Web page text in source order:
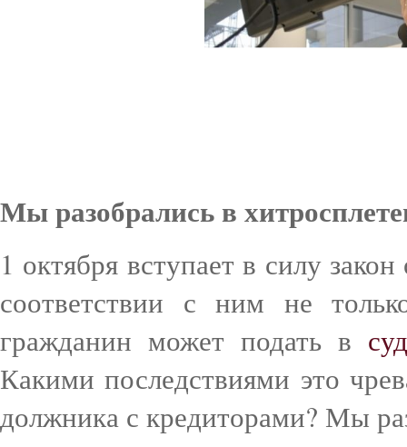
Мы разобрались в
1 октября вступает в силу
соответствии с ним не
гражданин может подать в суд
Какими последствиями это
должника с кредиторами? Мы